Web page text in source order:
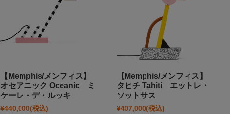
【Memphis/メンフィス】
オセアニック Oceanic ミ
ケーレ・デ・ルッキ
¥440,000(税込)
【Memphis/メンフィス】
タヒチ Tahiti エットレ・
ソットサス
¥407,000(税込)